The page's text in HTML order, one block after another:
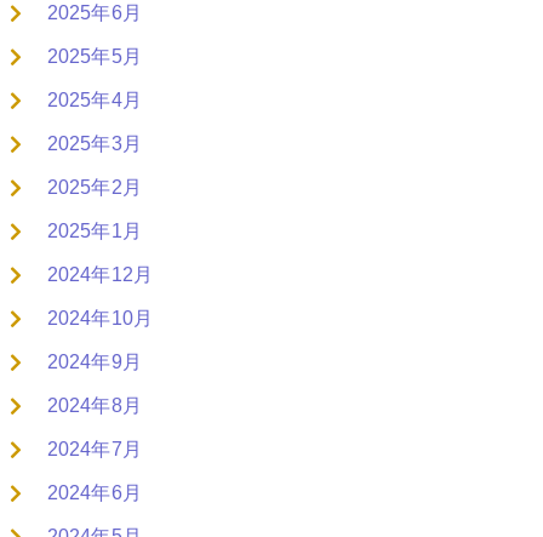
2025年6月
2025年5月
2025年4月
2025年3月
2025年2月
2025年1月
2024年12月
2024年10月
2024年9月
2024年8月
2024年7月
2024年6月